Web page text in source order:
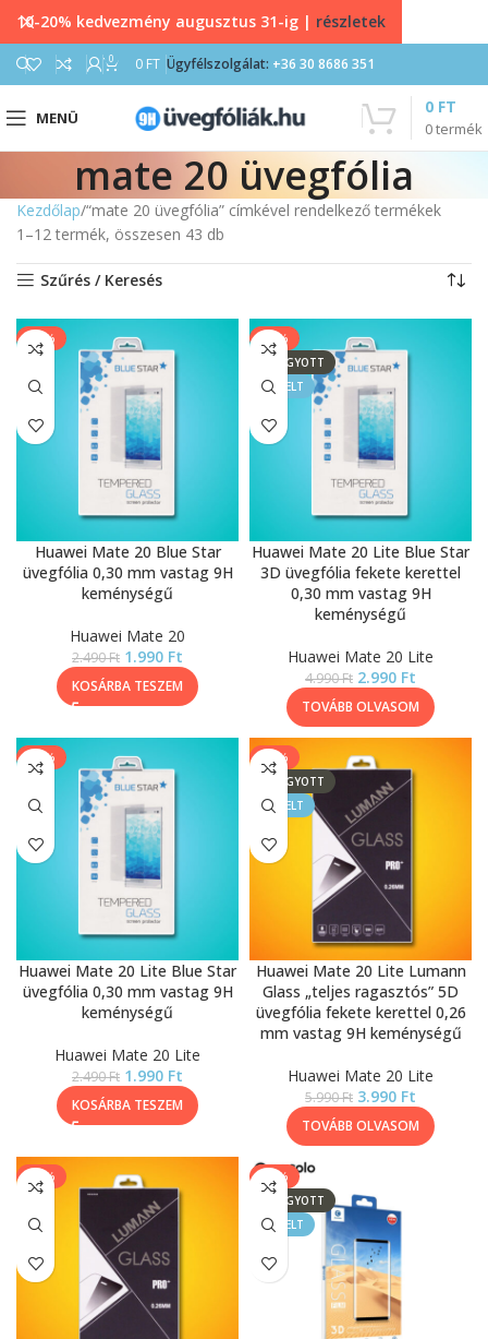
0 0 FT Ügyfélszolgálat: +36 30 8686 351
MENÜ
0termék
0 FT
mate 20 üvegfólia
Kezdőlap “mate 20 üvegfólia” címkével rendelkező termékek
1–12 termék, összesen 43 db
Szűrés / Keresés
-20%
Huawei Mate 20 Blue Star
üvegfólia 0,30 mm vastag 9H
keménységű
Huawei Mate 20
2.490Ft 1.990 Ft
KOSÁRBA TESZEM
-40%
ELFOGYOTT
KIEMELT
Huawei Mate 20 Lite Blue Star
3D üvegfólia fekete kerettel
0,30 mm vastag 9H
keménységű
Huawei Mate 20 Lite
4.990Ft 2.990 Ft
TOVÁBB OLVASOM
-20%
Huawei Mate 20 Lite Blue Star
üvegfólia 0,30 mm vastag 9H
keménységű
Huawei Mate 20 Lite
2.490Ft 1.990 Ft
KOSÁRBA TESZEM
-33%
ELFOGYOTT
KIEMELT
Huawei Mate 20 Lite Lumann
Glass „teljes ragasztós” 5D
üvegfólia fekete kerettel 0,26
mm vastag 9H keménységű
Huawei Mate 20 Lite
5.990Ft 3.990 Ft
TOVÁBB OLVASOM
-17%
-43%
ELFOGYOTT
KIEMELT
10-20% kedvezmény augusztus 31-ig | részletek